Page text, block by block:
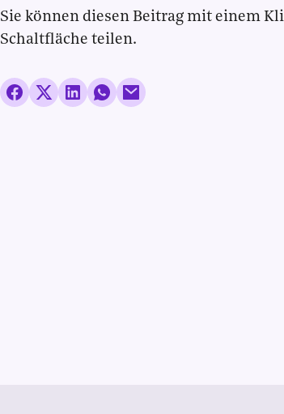
Sie können diesen Beitrag mit einem
Schaltfläche teilen.